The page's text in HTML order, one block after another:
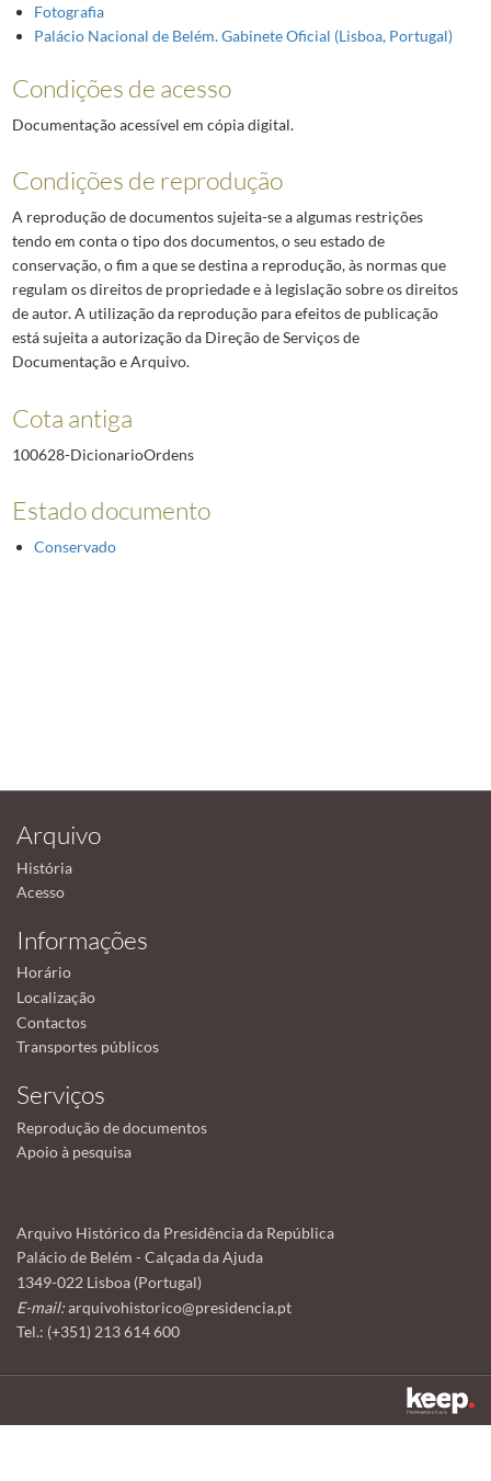
Fotografia
Palácio Nacional de Belém. Gabinete Oficial (Lisboa, Portugal)
Condições de acesso
Documentação acessível em cópia digital.
Condições de reprodução
A reprodução de documentos sujeita-se a algumas restrições
tendo em conta o tipo dos documentos, o seu estado de
conservação, o fim a que se destina a reprodução, às normas que
regulam os direitos de propriedade e à legislação sobre os direitos
de autor. A utilização da reprodução para efeitos de publicação
está sujeita a autorização da Direção de Serviços de
Documentação e Arquivo.
Cota antiga
100628-DicionarioOrdens
Estado documento
Conservado
Arquivo
História
Acesso
Informações
Horário
Localização
Contactos
Transportes públicos
Serviços
Reprodução de documentos
Apoio à pesquisa
Arquivo Histórico da Presidência da República
Palácio de Belém - Calçada da Ajuda
1349-022 Lisboa (Portugal)
E-mail:arquivohistorico@presidencia.pt
Tel.: (+351) 213 614 600